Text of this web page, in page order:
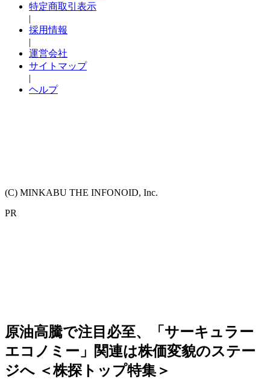
特定商取引表示
|
採用情報
|
運営会社
サイトマップ
|
ヘルプ
(C) MINKABU THE INFONOID, Inc.
PR
原油高騰で注目必至、「サーキュラー
エコノミー」関連は株価変貌のステー
ジへ ＜株探トップ特集＞